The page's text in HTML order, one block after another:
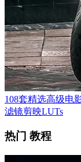
108套精选高级电
滤镜剪映LUTs
热门 教程